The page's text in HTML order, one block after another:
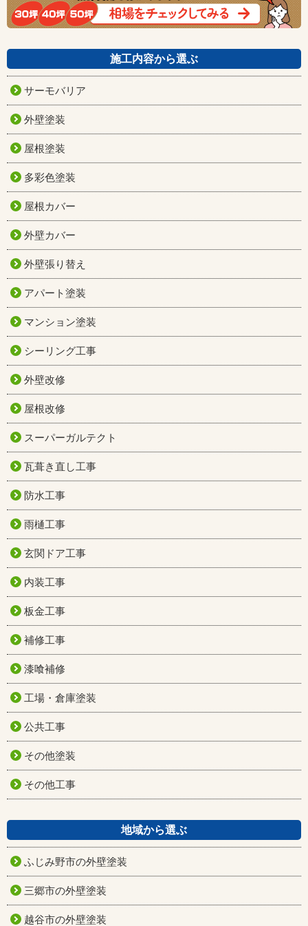
施工内容から選ぶ
サーモバリア
外壁塗装
屋根塗装
多彩色塗装
屋根カバー
外壁カバー
外壁張り替え
アパート塗装
マンション塗装
シーリング工事
外壁改修
屋根改修
スーパーガルテクト
瓦葺き直し工事
防水工事
雨樋工事
玄関ドア工事
内装工事
板金工事
補修工事
漆喰補修
工場・倉庫塗装
公共工事
その他塗装
その他工事
地域から選ぶ
ふじみ野市の外壁塗装
三郷市の外壁塗装
越谷市の外壁塗装